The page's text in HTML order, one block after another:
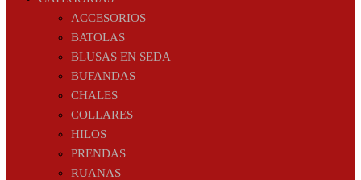
ACCESORIOS
BATOLAS
BLUSAS EN SEDA
BUFANDAS
CHALES
COLLARES
HILOS
PRENDAS
RUANAS